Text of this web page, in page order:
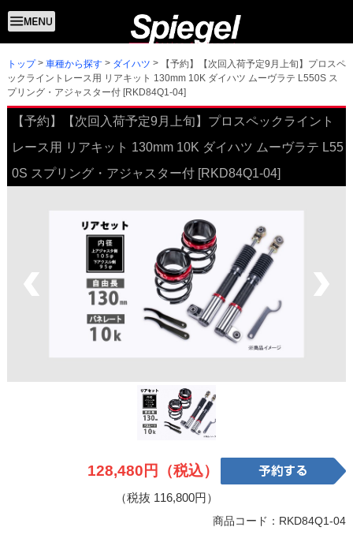
トップ 車種から探す ダイハツ
【予約】【次回入荷予定9月上旬】プロスペ
ックライントレース用 リアキット 130mm 10K ダイハツ ムーヴラテ L550S ス
プリング・アジャスター付 [RKD84Q1-04]
【予約】【次回入荷予定9月上旬】プロスペックライント
レース用 リアキット 130mm 10K ダイハツ ムーヴラテ L55
0S スプリング・アジャスター付 [RKD84Q1-04]
128,480円（税込）
（税抜 116,800円）
商品コード：RKD84Q1-04